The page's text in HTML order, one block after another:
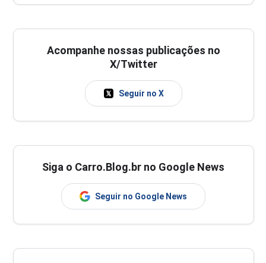
Acompanhe nossas publicações no
X/Twitter
Seguir no X
Siga o Carro.Blog.br no Google News
Seguir no Google News